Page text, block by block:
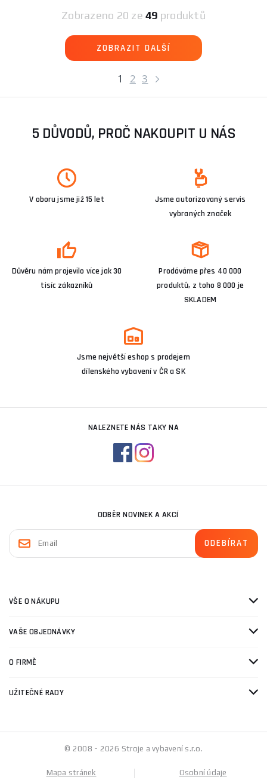
1 2 3
Zobrazeno 20 ze49 produktů
ZOBRAZIT DALŠÍ
5 DŮVODŮ, PROČ NAKOUPIT U NÁS
V oboru jsme již 15 let
Jsme autorizovaný servis
vybraných značek
Důvěru nám projevilo více jak 30
tisíc zákazníků
Prodáváme přes 40 000
produktů, z toho 8 000 je
SKLADEM
Jsme největší eshop s prodejem
dílenského vybavení v ČR a SK
NALEZNETE NÁS TAKY NA
ODBĚR NOVINEK A AKCÍ
VŠE O NÁKUPU
VAŠE OBJEDNÁVKY
O FIRMĚ
UŽITEČNÉ RADY
© 2008 - 2026 Stroje a vybavení s.r.o.
Mapa stránek Osobní údaje